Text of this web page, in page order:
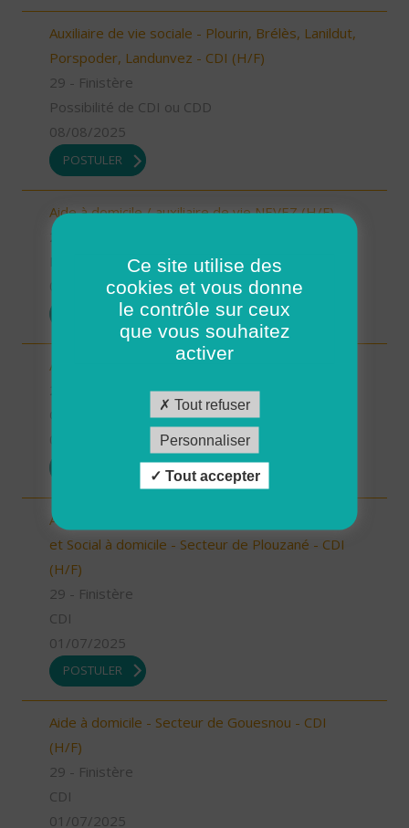
Auxiliaire de vie sociale - Plourin, Brélès, Lanildut,
Porspoder, Landunvez - CDI (H/F)
29 - Finistère
Possibilité de CDI ou CDD
08/08/2025
POSTULER
Aide à domicile / auxiliaire de vie NEVEZ (H/F)
Possibilité de CDI ou CDD
08/08/2025
POSTULER
Aide à domicile - Secteur de Guilers - CDI (H/F)
Auxiliaire de Vie Sociale/Accompagnant Educatif
et Social à domicile - Secteur de Plouzané - CDI
(H/F)
29 - Finistère
CDI
01/07/2025
POSTULER
Aide à domicile - Secteur de Gouesnou - CDI
(H/F)
29 - Finistère
CDI
01/07/2025
Ce site utilise des
cookies et vous donne
le contrôle sur ceux
que vous souhaitez
activer
Tout refuser
Personnaliser
Tout accepter